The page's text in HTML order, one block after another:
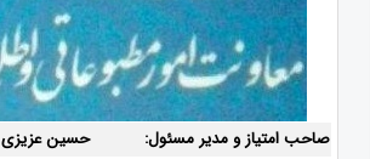
صاحب امتیاز و مدیر مسئول:
حسین عزیزی